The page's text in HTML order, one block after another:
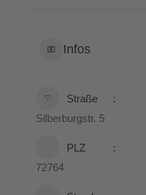
Infos
Stra­ße
Sil­ber­burg­str. 5
PLZ
72764